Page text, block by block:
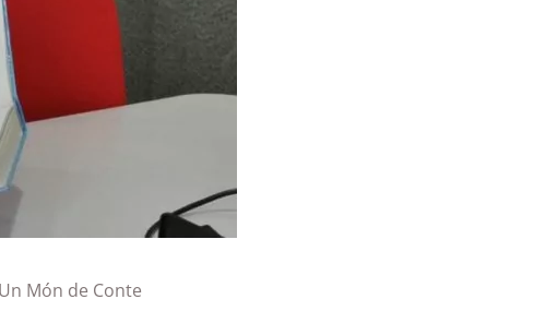
Un Món de Conte